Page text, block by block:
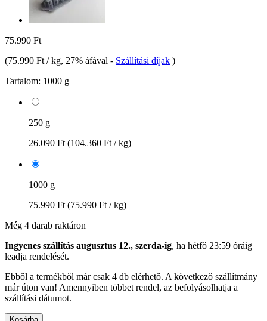
75.990 Ft
(75.990 Ft / kg, 27% áfával - Szállítási díjak )
Tartalom: 1000 g
250 g
26.090 Ft (104.360 Ft / kg)
1000 g
75.990 Ft (75.990 Ft / kg)
Még 4 darab raktáron
Ingyenes szállítás augusztus 12., szerda-ig, ha hétfő 23:59 óráig
leadja rendelését.
Ebből a termékből már csak 4 db elérhető. A következő szállítmány
már úton van! Amennyiben többet rendel, az befolyásolhatja a
szállítási dátumot.